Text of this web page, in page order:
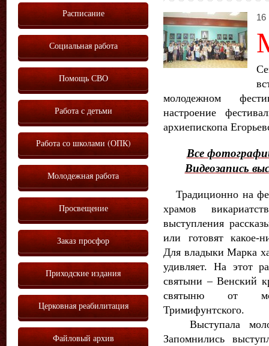
16
молодежном
настроение
архиепископа
Все
Видеозапись
Традиционно на
храмов
выступления
или готовят какое-
Для владыки Марка
удивляет. На этот
святыни – Венский
святыню от
Тримифунтского.
Выступала
Запомнились
Расписание
Социальная работа
Помощь СВО
Работа с детьми
Работа со школами (ОПК)
Молодежная работа
Просвещение
Заказ просфор
Приходские издания
Церковная реабилитация
Файловый архив